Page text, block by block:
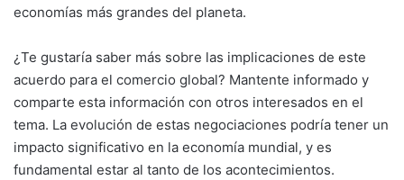
economías más grandes del planeta.
¿Te gustaría saber más sobre las implicaciones de este
acuerdo para el comercio global? Mantente informado y
comparte esta información con otros interesados en el
tema. La evolución de estas negociaciones podría tener un
impacto significativo en la economía mundial, y es
fundamental estar al tanto de los acontecimientos.